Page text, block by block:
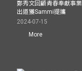
鄭秀文回顧青春奉獻事
出道獲Sammi提攜
2024-07-15
More